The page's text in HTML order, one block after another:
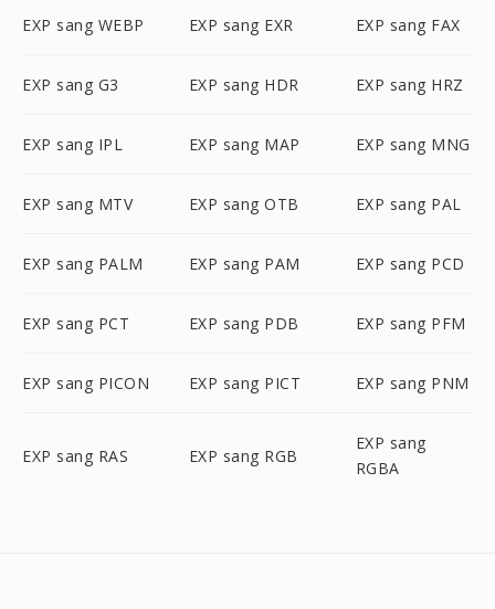
EXP sang WEBP EXP sang EXR EXP sang FAX
EXP sang G3 EXP sang HDR EXP sang HRZ
EXP sang IPL EXP sang MAP EXP sang MNG
EXP sang MTV EXP sang OTB EXP sang PAL
EXP sang PALM EXP sang PAM EXP sang PCD
EXP sang PCT EXP sang PDB EXP sang PFM
EXP sang PICON EXP sang PICT EXP sang PNM
EXP sang RAS EXP sang RGB
EXP sang
RGBA